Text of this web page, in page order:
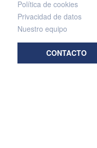
Política de cookies
Privacidad de datos
Nuestro equipo
CONTACTO